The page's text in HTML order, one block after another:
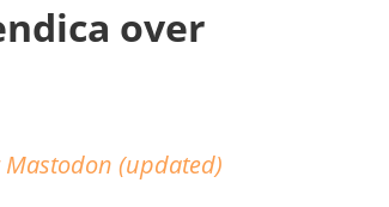
over
Mastodon (updated)